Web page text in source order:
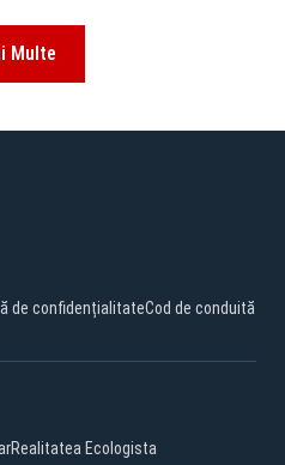
Multe
de confidențialitateCod de conduită
Realitatea Ecologista